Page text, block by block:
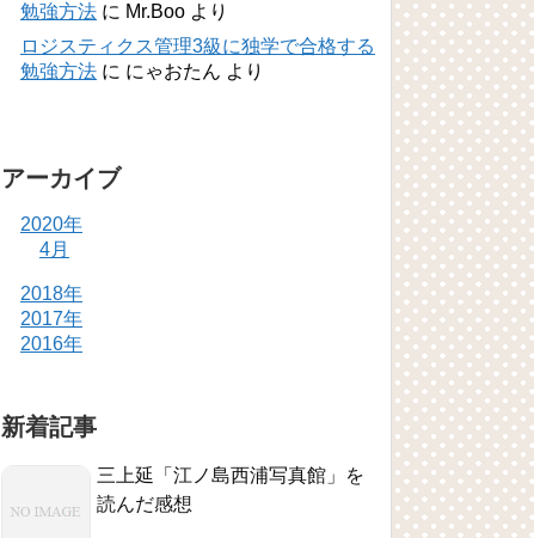
勉強方法 に Mr.Boo より
ロジスティクス管理3級に独学で合格する
勉強方法 に にゃおたん より
アーカイブ
2020年
4月
2018年
2017年
2016年
新着記事
三上延「江ノ島西浦写真館」を
読んだ感想